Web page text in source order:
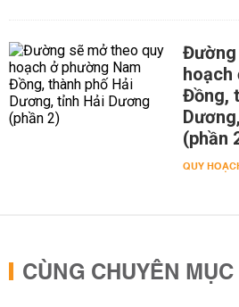
Đường
hoạch
Đồng,
(phần
QUY
CÙNG CHUYÊN MỤC